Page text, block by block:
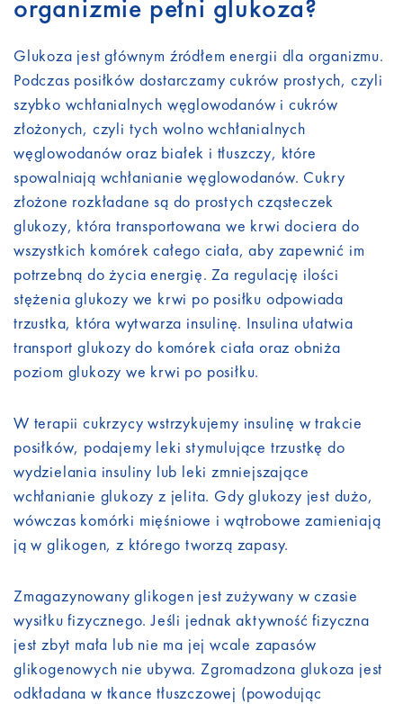
organizmie pełni glukoza?
Glukoza jest głównym źródłem energii dla organizmu.
Podczas posiłków dostarczamy cukrów prostych, czyli
szybko wchłanialnych węglowodanów i cukrów
złożonych, czyli tych wolno wchłanialnych
węglowodanów oraz białek i tłuszczy, które
spowalniają wchłanianie węglowodanów. Cukry
złożone rozkładane są do prostych cząsteczek
glukozy, która transportowana we krwi dociera do
wszystkich komórek całego ciała, aby zapewnić im
potrzebną do życia energię. Za regulację ilości
stężenia glukozy we krwi po posiłku odpowiada
trzustka, która wytwarza insulinę. Insulina ułatwia
transport glukozy do komórek ciała oraz obniża
poziom glukozy we krwi po posiłku.
W terapii cukrzycy wstrzykujemy insulinę w trakcie
posiłków, podajemy leki stymulujące trzustkę do
wydzielania insuliny lub leki zmniejszające
wchłanianie glukozy z jelita. Gdy glukozy jest dużo,
wówczas komórki mięśniowe i wątrobowe zamieniają
ją w glikogen, z którego tworzą zapasy.
Zmagazynowany glikogen jest zużywany w czasie
wysiłku fizycznego. Jeśli jednak aktywność fizyczna
jest zbyt mała lub nie ma jej wcale zapasów
glikogenowych nie ubywa. Zgromadzona glukoza jest
odkładana w tkance tłuszczowej (powodując